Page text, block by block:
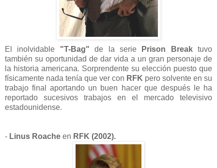
El inolvidable "T-Bag" de la serie Prison Breaktuvo
también su oportunidad de dar vida a un gran personaje de
la historia americana. Sorprendente su elección puesto que
físicamente nada tenía que ver con RFK pero solvente en su
trabajo final aportando un buen hacer que después le ha
reportado sucesivos trabajos en el mercado televisivo
estadounidense.
- Linus Roache en RFK (2002).